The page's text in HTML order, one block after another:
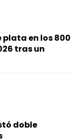
en los 800
tras un
doble